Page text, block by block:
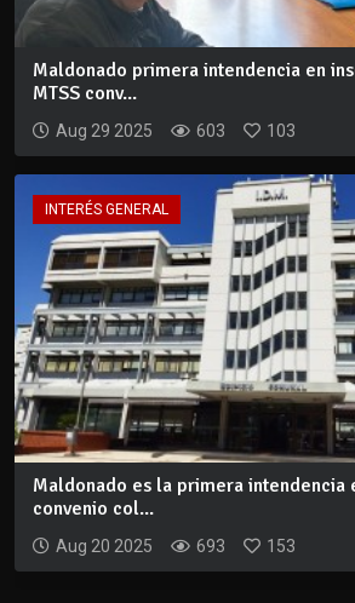
Maldonado primera intendencia en
MTSS conv...
Aug 29 2025 603 103
INTERÉS GENERAL
Maldonado es la primera intendencia
convenio col...
Aug 20 2025 693 153